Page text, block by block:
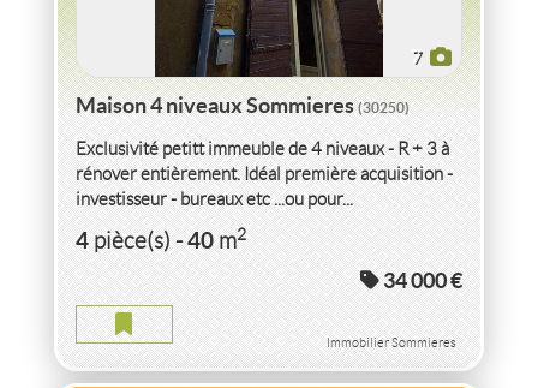
7
Maison 4 niveaux Sommieres(30250)
Exclusivité petitt immeuble de 4 niveaux - R + 3 à
rénover entièrement. Idéal première acquisition -
investisseur - bureaux etc ...ou pour...
4pièce(s)-40m2
34 000 €
Immobilier Sommieres
LOCATIONGARAGESOUS SOL FERMEAJACCIO
(20090)
GARAGE SOUS SOL FERME AJACCIO
16m2